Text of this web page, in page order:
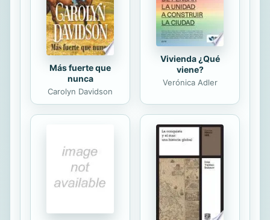
slo en una direccin: la
desestabilizacin en marcha del
rgimen...
Más fuerte que
nunca
Carolyn Davidson
Vivienda ¿Qué
viene?
Verónica Adler